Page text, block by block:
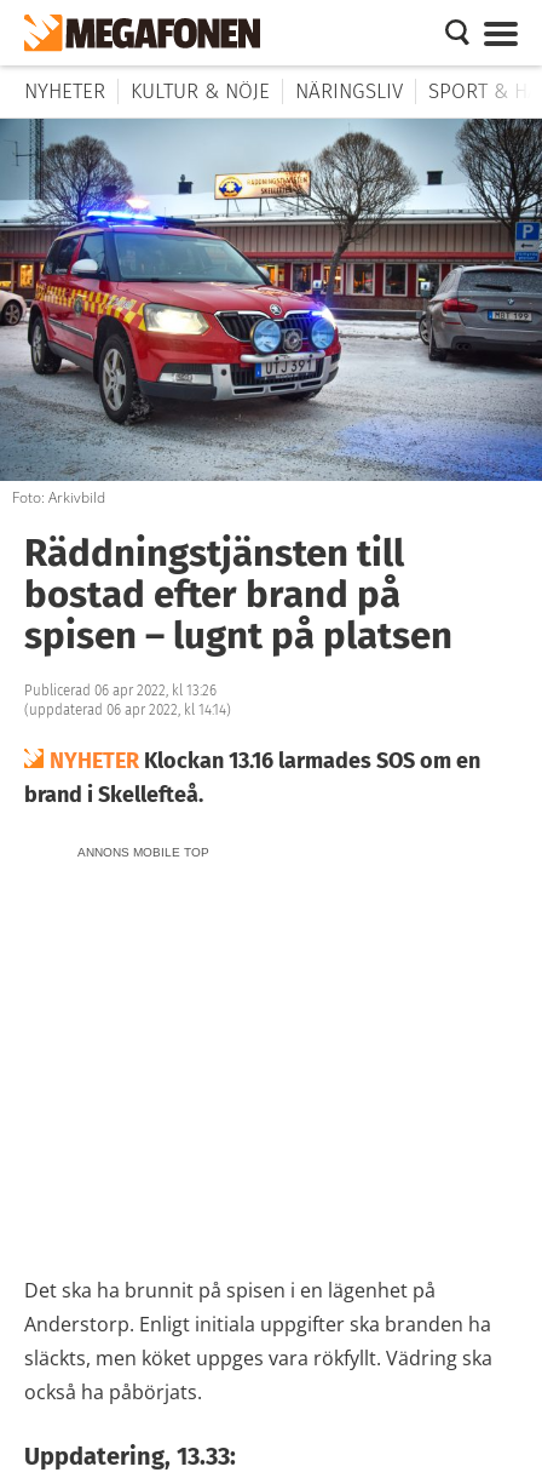
NYHETER KULTUR & NÖJE NÄRINGSLIV SPORT &
Foto: Arkivbild
Räddningstjänsten till
bostad efter brand på
spisen – lugnt på platsen
Publicerad 06 apr 2022, kl 13:26
(uppdaterad 06 apr 2022, kl 14:14)
NYHETER Klockan 13.16 larmades SOS om en
brand i Skellefteå.
ANNONS MOBILE TOP
Det ska ha brunnit på spisen i en lägenhet på
Anderstorp. Enligt initiala uppgifter ska branden ha
släckts, men köket uppges vara rökfyllt. Vädring ska
också ha påbörjats.
Uppdatering, 13.33: